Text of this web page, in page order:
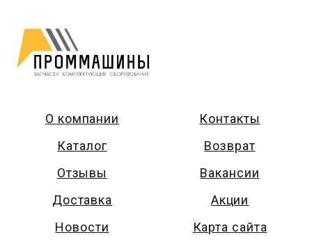
О компании
Каталог
Отзывы
Доставка
Новости
Контакты
Возврат
Вакансии
Акции
Карта сайта